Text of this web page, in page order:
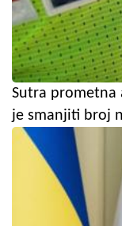
Sutra prometna
je smanjiti broj